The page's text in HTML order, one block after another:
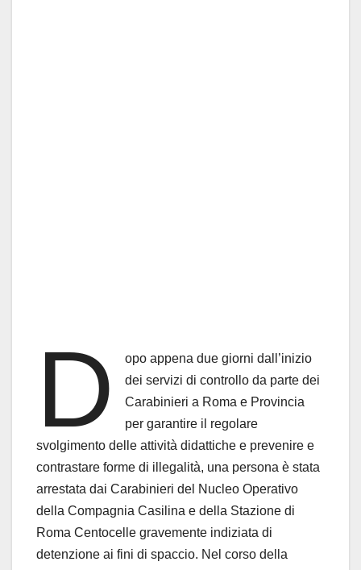
D
opo appena due giorni dall’inizio
dei servizi di controllo da parte dei
Carabinieri a Roma e Provincia
per garantire il regolare
svolgimento delle attività didattiche e prevenire e
contrastare forme di illegalità, una persona è stata
arrestata dai Carabinieri del Nucleo Operativo
della Compagnia Casilina e della Stazione di
Roma Centocelle gravemente indiziata di
detenzione ai fini di spaccio. Nel corso della